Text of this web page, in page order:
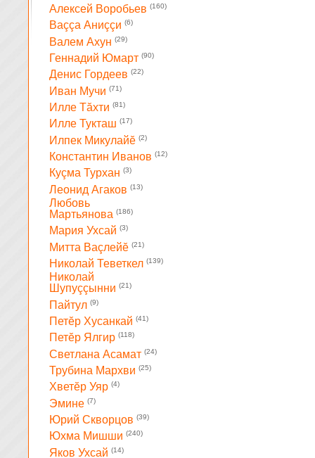
Алексей Воробьев (160)
Ваççа Аниççи (6)
Валем Ахун (29)
Геннадий Юмарт (90)
Денис Гордеев (22)
Иван Мучи (71)
Илле Тăхти (81)
Илле Тукташ (17)
Илпек Микулайĕ (2)
Константин Иванов (12)
Куçма Турхан (3)
Леонид Агаков (13)
Любовь
Мартьянова (186)
Мария Ухсай (3)
Митта Ваçлейĕ (21)
Николай Теветкел (139)
Николай
Шупуççынни (21)
Пайтул (9)
Петĕр Хусанкай (41)
Петĕр Ялгир (118)
Светлана Асамат (24)
Трубина Мархви (25)
Хветĕр Уяр (4)
Эмине (7)
Юрий Скворцов (39)
Юхма Мишши (240)
Яков Ухсай (14)